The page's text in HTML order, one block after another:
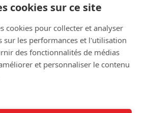
cookies sur ce site
cookies pour collecter et analyser
sur les performances et l'utilisation
des fonctionnalités de médias
et personnaliser le contenu
DE LA BRUYÈRE
23 29